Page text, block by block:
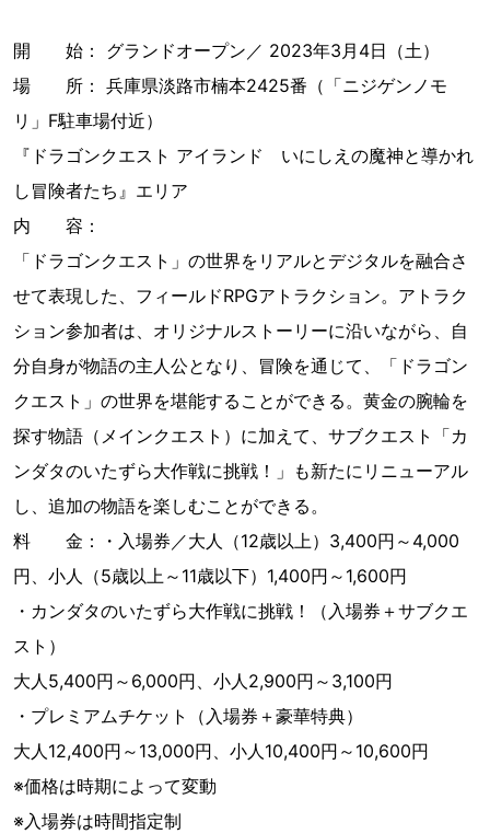
開 始： グランドオープン／ 2023年3月4日（土）
場 所： 兵庫県淡路市楠本2425番（「ニジゲンノモ
リ」F駐車場付近）
『ドラゴンクエスト アイランド いにしえの魔神と導かれ
し冒険者たち』エリア
内 容：
「ドラゴンクエスト」の世界をリアルとデジタルを融合さ
せて表現した、フィールドRPGアトラクション。アトラク
ション参加者は、オリジナルストーリーに沿いながら、自
分自身が物語の主人公となり、冒険を通じて、「ドラゴン
クエスト」の世界を堪能することができる。黄金の腕輪を
探す物語（メインクエスト）に加えて、サブクエスト「カ
ンダタのいたずら大作戦に挑戦！」も新たにリニューアル
し、追加の物語を楽しむことができる。
料 金：・入場券／大人（12歳以上）3,400円～4,000
円、小人（5歳以上～11歳以下）1,400円～1,600円
・カンダタのいたずら大作戦に挑戦！（入場券＋サブクエ
スト）
大人5,400円～6,000円、小人2,900円～3,100円
・プレミアムチケット（入場券＋豪華特典）
大人12,400円～13,000円、小人10,400円～10,600円
※価格は時期によって変動
※入場券は時間指定制